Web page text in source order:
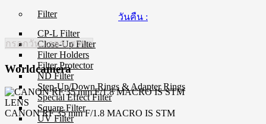
Filter
CP-L Filter
Close-Up Filter
Filter Holders
Filter Protector
ND Filter
Step-Up/Down Rings & Adapter Rings
Special Effect Filter
Square Filter
UV Filter
วันคืน :
กรอกวัน, เวลา, สาขา
Worldcamera
LENS
CANON RF 35 mm F/1.8 MACRO IS STM